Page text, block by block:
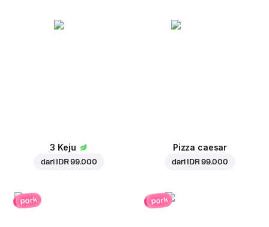
3 Keju
dari IDR 99.000
Pizza caesar
dari IDR 99.000
pork pork